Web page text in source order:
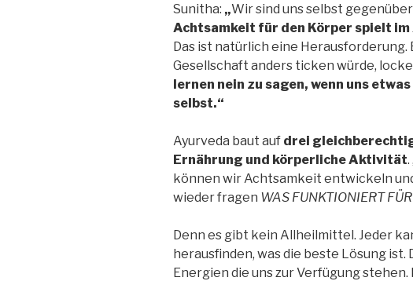
Sunitha: „Wir sind uns selbst
Achtsamkeit für den Körper spielt im
Das ist natürlich eine Herausforderung.
Gesellschaft anders ticken würde,
lernen nein zu sagen, wenn uns
selbst.“
Ayurveda baut auf drei
Ernährung und körperliche Aktivität
können wir Achtsamkeit entwickeln
wieder fragen WAS FUNKTIONIERT
Denn es gibt kein Allheilmittel. Jeder
herausfinden, was die beste Lösung ist.
Energien die uns zur Verfügung